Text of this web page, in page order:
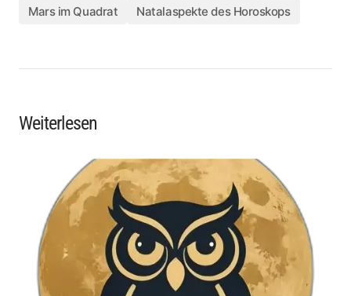
Mars im Quadrat
Natalaspekte des Horoskops
Weiterlesen